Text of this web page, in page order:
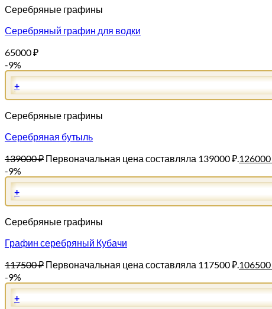
Серебряные графины
Серебряный графин для водки
65000₽
-9%
+
Серебряные графины
Серебряная бутыль
139000₽ Первоначальная цена составляла 139000 ₽. 126000
-9%
+
Серебряные графины
Графин серебряный Кубачи
117500₽ Первоначальная цена составляла 117500 ₽. 106500
-9%
+